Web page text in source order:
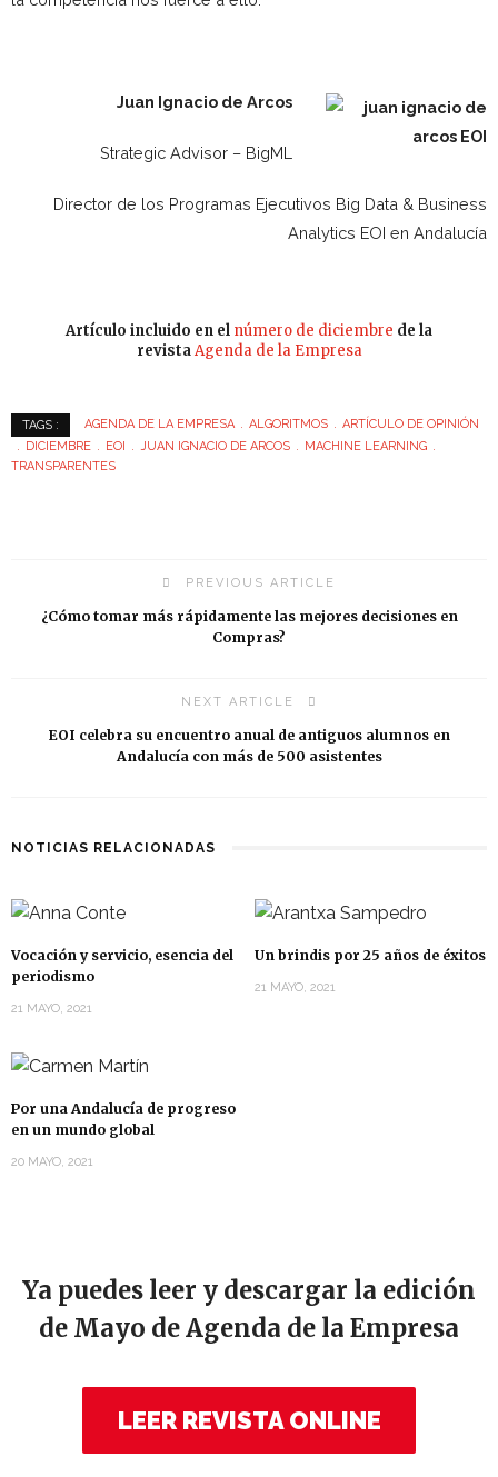
Juan Ignacio de Arcos
Strategic Advisor – BigML
Director de los Programas Ejecutivos Big Data & Business
Analytics EOI en Andalucía
Artículo incluido en el número de diciembre de la
revistaAgenda de la Empresa
TAGS : AGENDA DE LA EMPRESA ALGORITMOS
ARTÍCULO DE OPINIÓN
DICIEMBRE
EOI JUAN IGNACIO DE ARCOS
MACHINE LEARNING
TRANSPARENTES
PREVIOUS ARTICLE
¿Cómo tomar más rápidamente las mejores decisiones en
Compras?
NEXT ARTICLE
EOI celebra su encuentro anual de antiguos alumnos en
Andalucía con más de 500 asistentes
NOTICIAS RELACIONADAS
Vocación y servicio, esencia del
periodismo
21 MAYO, 2021
Un brindis por 25 años de éxitos
21 MAYO, 2021
Por una Andalucía de progreso
en un mundo global
20 MAYO, 2021
Ya puedes leer y descargar la edición
de Mayo de Agenda de la Empresa
LEER REVISTA ONLINE